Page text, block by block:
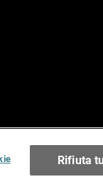
of Use >Rifiuta